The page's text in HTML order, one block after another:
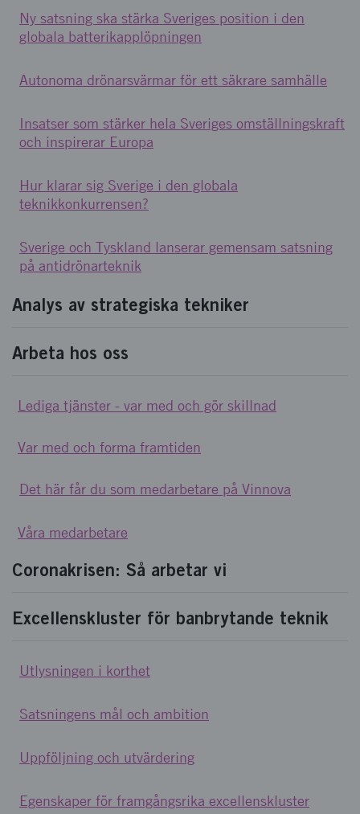
Ny satsning ska stärka Sveriges position i den
globala batterikapplöpningen
Autonoma drönarsvärmar för ett säkrare samhälle
Insatser som stärker hela Sveriges omställningskraft
och inspirerar Europa
Hur klarar sig Sverige i den globala
teknikkonkurrensen?
Sverige och Tyskland lanserar gemensam satsning
på antidrönarteknik
Analys av strategiska tekniker
Arbeta hos oss
Lediga tjänster - var med och gör skillnad
Var med och forma framtiden
Det här får du som medarbetare på Vinnova
Våra medarbetare
Coronakrisen: Så arbetar vi
Excellenskluster för banbrytande teknik
Utlysningen i korthet
Satsningens mål och ambition
Uppföljning och utvärdering
Egenskaper för framgångsrika excellenskluster